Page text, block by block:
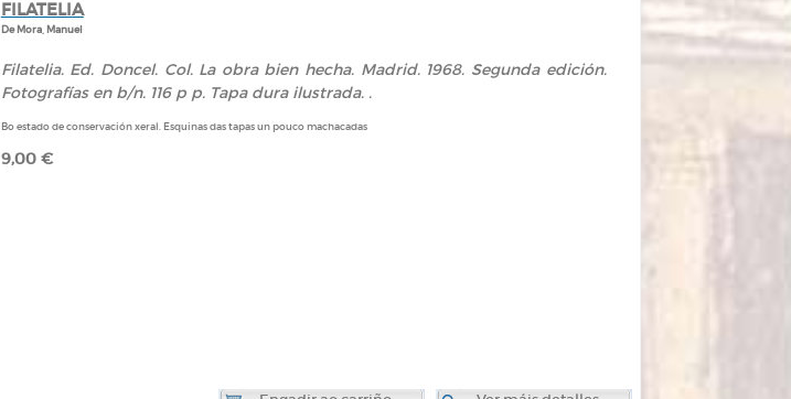
FILATELIA
De Mora, Manuel
Filatelia. Ed. Doncel. Col. La obra bien hecha. Madrid. 1968. Segunda edición.
Fotografías en b/n. 116 p p. Tapa dura ilustrada. .
Bo estado de conservación xeral. Esquinas das tapas un pouco machacadas
9,00 €